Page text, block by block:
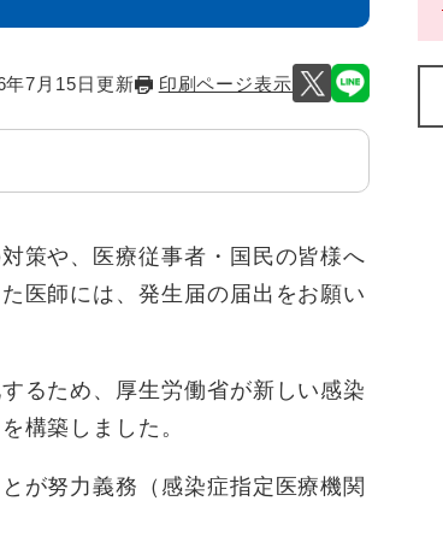
年7月15日更新 印刷ページ表示
策や、医療従事者・国民の皆様へ
医師には、発生届の届出をお願い
るため、厚生労働省が新しい感染
構築しました。
が努力義務（感染症指定医療機関